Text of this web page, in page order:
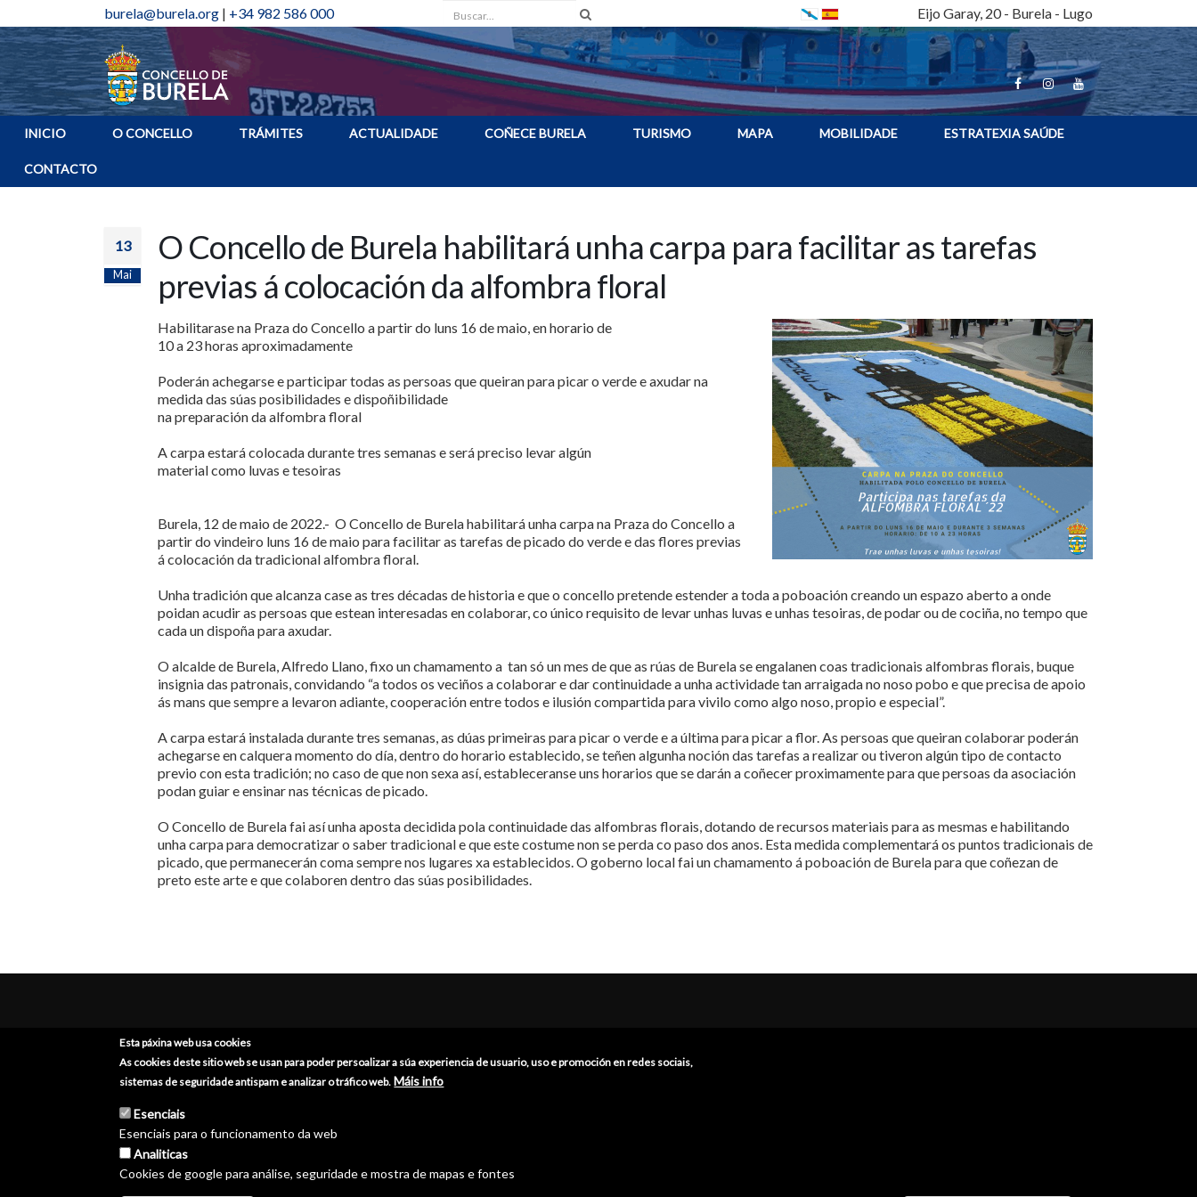
burela@burela.org | +34 982 586 000 Buscar Eijo Garay, 20 - Burela - Lugo
INICIO O CONCELLO TRÁMITES ACTUALIDADE COÑECE BURELA TURISMO MAPA MOBILIDADE ESTRATEXIA SAÚDE
CONTACTO
13
Mai
O Concello de Burela habilitará unha carpa para facilitar as tarefas
previas á colocación da alfombra floral
Habilitarase na Praza do Concello a partir do luns 16 de maio, en horario de
10 a 23 horas aproximadamente
Poderán achegarse e participar todas as persoas que queiran para picar o verde e axudar na
medida das súas posibilidades e dispoñibilidade
na preparación da alfombra floral
A carpa estará colocada durante tres semanas e será preciso levar algún
material como luvas e tesoiras
Burela, 12 de maio de 2022.- O Concello de Burela habilitará unha carpa na Praza do Concello a
partir do vindeiro luns 16 de maio para facilitar as tarefas de picado do verde e das flores previas
á colocación da tradicional alfombra floral.
Unha tradición que alcanza case as tres décadas de historia e que o concello pretende estender a toda a poboación creando un espazo aberto a onde
poidan acudir as persoas que estean interesadas en colaborar, co único requisito de levar unhas luvas e unhas tesoiras, de podar ou de cociña, no tempo que
cada un dispoña para axudar.
O alcalde de Burela, Alfredo Llano, fixo un chamamento a tan só un mes de que as rúas de Burela se engalanen coas tradicionais alfombras florais, buque
insignia das patronais, convidando “a todos os veciños a colaborar e dar continuidade a unha actividade tan arraigada no noso pobo e que precisa de apoio
ás mans que sempre a levaron adiante, cooperación entre todos e ilusión compartida para vivilo como algo noso, propio e especial”.
A carpa estará instalada durante tres semanas, as dúas primeiras para picar o verde e a última para picar a flor. As persoas que queiran colaborar poderán
achegarse en calquera momento do día, dentro do horario establecido, se teñen algunha noción das tarefas a realizar ou tiveron algún tipo de contacto
previo con esta tradición; no caso de que non sexa así, estableceranse uns horarios que se darán a coñecer proximamente para que persoas da asociación
podan guiar e ensinar nas técnicas de picado.
O Concello de Burela fai así unha aposta decidida pola continuidade das alfombras florais, dotando de recursos materiais para as mesmas e habilitando
unha carpa para democratizar o saber tradicional e que este costume non se perda co paso dos anos. Esta medida complementará os puntos tradicionais de
picado, que permanecerán coma sempre nos lugares xa establecidos. O goberno local fai un chamamento á poboación de Burela para que coñezan de
preto este arte e que colaboren dentro das súas posibilidades.
Concello de Burela
Eijo Garay, 20
Lugo (España)
+34 982 586 000
burela@burela.org
Cantábrico
Sabores
Esta páxina web usa cookies
As cookies deste sitio web se usan para poder persoalizar a súa experiencia de usuario, uso e promoción en redes sociais,
sistemas de seguridade antispam e analizar o tráfico web. Máis info
Esenciais
Esenciais para o funcionamento da web
Analiticas
Cookies de google para análise, seguridade e mostra de mapas e fontes